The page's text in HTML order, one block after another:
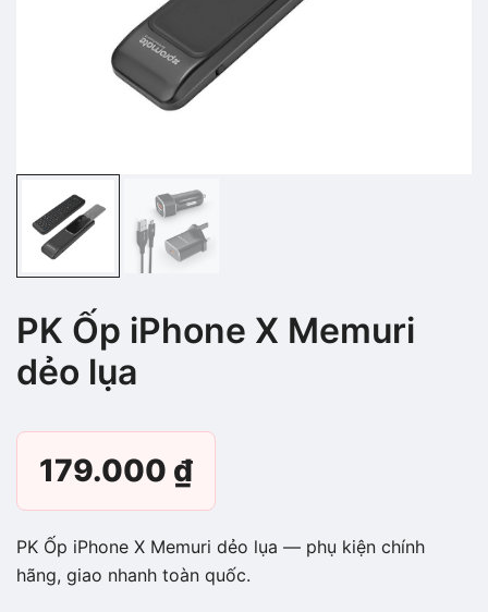
PK Ốp iPhone X Memuri
dẻo lụa
179.000 ₫
PK Ốp iPhone X Memuri dẻo lụa — phụ kiện chính
hãng, giao nhanh toàn quốc.